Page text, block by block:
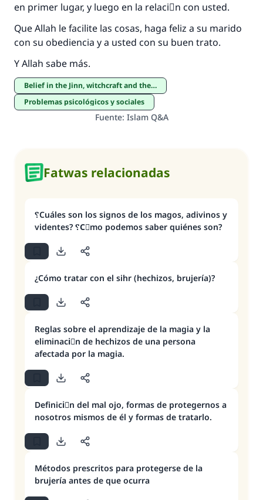
en primer lugar, y luego en la relaciَn con usted.
Que Allah le facilite las cosas, haga feliz a su marido
con su obediencia y a usted con su buen trato.
Y Allah sabe más.
Belief in the Jinn, witchcraft and the evil eye
Problemas psicológicos y sociales
Fuente: Islam Q&A
Fatwas relacionadas
؟Cuáles son los signos de los magos, adivinos y
videntes? ؟Cَmo podemos saber quiénes son?
¿Cómo tratar con el sihr (hechizos, brujería)?
Reglas sobre el aprendizaje de la magia y la
eliminaciَn de hechizos de una persona
afectada por la magia.
Definiciَn del mal ojo, formas de protegernos a
nosotros mismos de él y formas de tratarlo.
Métodos prescritos para protegerse de la
brujería antes de que ocurra